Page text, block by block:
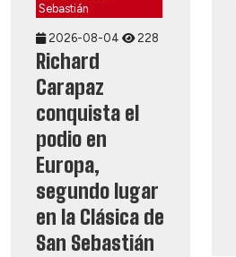
Sebastián
2026-08-04 228
Richard
Carapaz
conquista el
podio en
Europa,
segundo lugar
en la Clásica de
San Sebastián